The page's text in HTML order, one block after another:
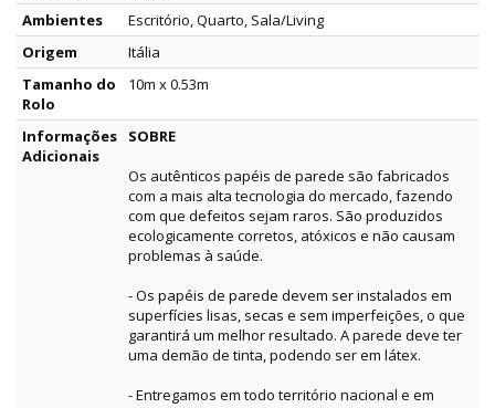
Ambientes
Escritório, Quarto, Sala/Living
Origem
Itália
Tamanho do
Rolo
10m x 0.53m
Informações
Adicionais
SOBRE
Os autênticos papéis de parede são fabricados
com a mais alta tecnologia do mercado, fazendo
com que defeitos sejam raros. São produzidos
ecologicamente corretos, atóxicos e não causam
problemas à saúde.
- Os papéis de parede devem ser instalados em
superfícies lisas, secas e sem imperfeições, o que
garantirá um melhor resultado. A parede deve ter
uma demão de tinta, podendo ser em látex.
- Entregamos em todo território nacional e em